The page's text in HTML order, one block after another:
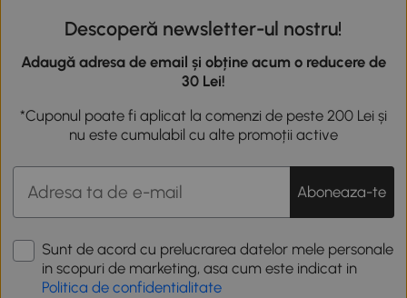
Descoperă newsletter-ul nostru!
Adaugă adresa de email și obține acum o reducere de
30 Lei!
*Cuponul poate fi aplicat la comenzi de peste 200 Lei și
nu este cumulabil cu alte promoții active
Aboneaza-te
Sunt de acord cu prelucrarea datelor mele personale
in scopuri de marketing, asa cum este indicat in
Politica de confidentialitate